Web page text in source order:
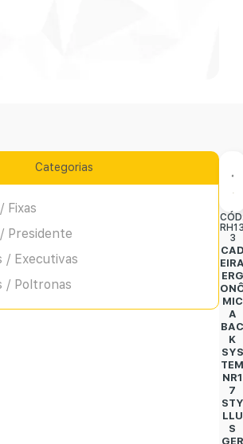
Categorias
Fixas
Presidente
/ Executivas
/ Poltronas
3
ERG
MIC
A
K
SYS
NR1
7
STY
LLU
S
GER